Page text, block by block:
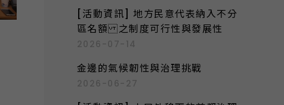
f
o
r
:
[活動資訊] 地方民意代表納入不分
區名額 之制度可行性與發展性
2026-07-14
金邊的氣候韌性與治理挑戰
2026-06-27